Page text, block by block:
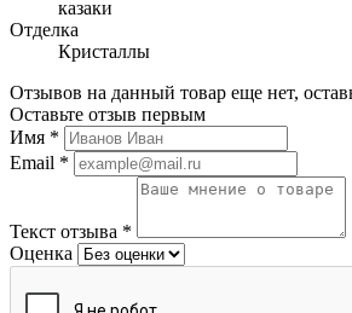
казаки
Отделка
Кристаллы
Отзывов на данный товар еще нет,
Оставьте отзыв первым
Имя *
Email *
Текст отзыва *
Оценка